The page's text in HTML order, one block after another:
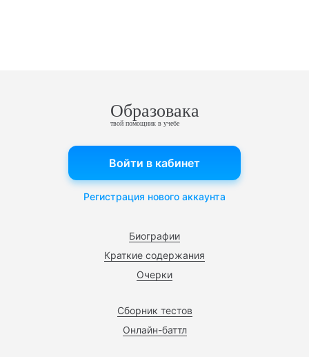
Образовака
твой помощник в учебе
Биографии
Краткие содержания
Очерки
Сборник тестов
Онлайн-баттл
Войти в кабинет
Регистрация нового аккаунта